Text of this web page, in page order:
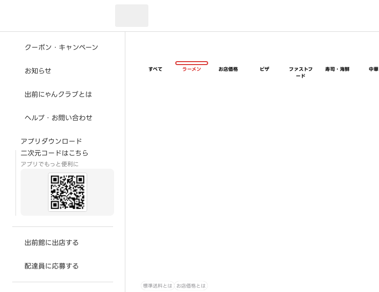
クーポン・キャンペーン
お知らせ
出前にゃんクラブとは
ヘルプ・お問い合わせ
アプリダウンロード
二次元コードはこちら
アプリでもっと便利に
出前館に出店する
配達員に応募する
すべて ラーメン お店価格 ピザ
ファストフ
ード
寿司・海鮮 中華
標準送料とは お店価格とは